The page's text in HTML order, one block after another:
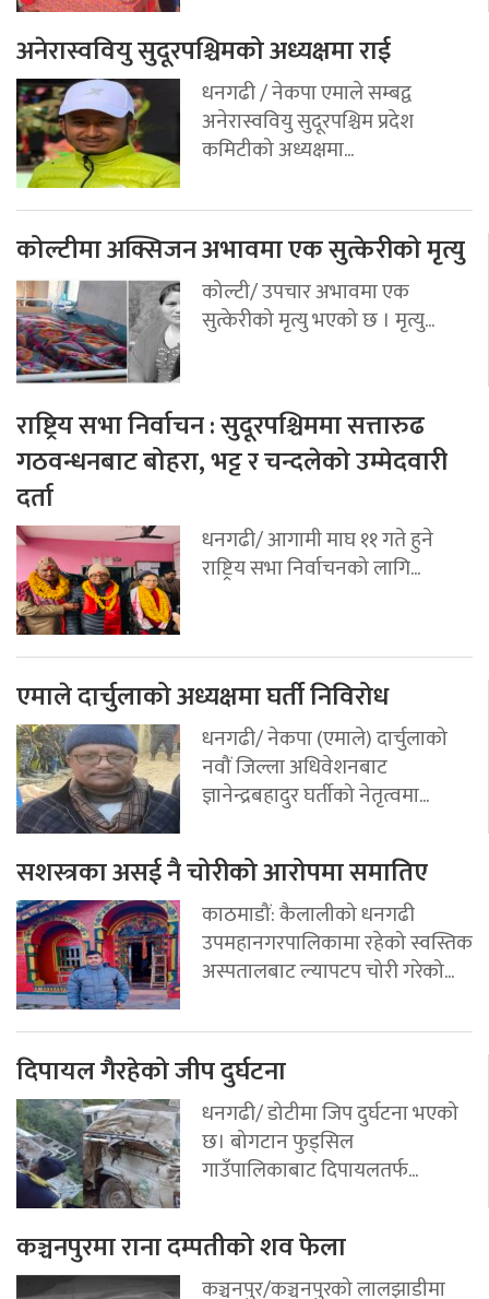
अनेरास्ववियु सुदूरपश्चिमको अध्यक्षमा राई
धनगढी / नेकपा एमाले सम्बद्व
अनेरास्ववियु सुदूरपश्चिम प्रदेश
कमिटीको अध्यक्षमा...
कोल्टीमा अक्सिजन अभावमा एक सुत्केरीको मृत्यु
कोल्टी/ उपचार अभावमा एक
सुत्केरीको मृत्यु भएको छ । मृत्यु...
राष्ट्रिय सभा निर्वाचन : सुदूरपश्चिममा सत्तारुढ
गठवन्धनबाट बोहरा, भट्ट र चन्दलेको उम्मेदवारी
दर्ता
धनगढी/ आगामी माघ ११ गते हुने
राष्ट्रिय सभा निर्वाचनको लागि...
एमाले दार्चुलाको अध्यक्षमा घर्ती निविरोध
धनगढी/ नेकपा (एमाले) दार्चुलाको
नवौं जिल्ला अधिवेशनबाट
ज्ञानेन्द्रबहादुर घर्तीको नेतृत्वमा...
सशस्त्रका असई नै चोरीको आरोपमा समातिए
काठमाडौं: कैलालीको धनगढी
उपमहानगरपालिकामा रहेको स्वस्तिक
अस्पतालबाट ल्यापटप चोरी गरेको...
दिपायल गैरहेको जीप दुर्घटना
धनगढी/ डोटीमा जिप दुर्घटना भएको
छ। बोगटान फुड्सिल
गाउँपालिकाबाट दिपायलतर्फ...
कञ्चनपुरमा राना दम्पतीको शव फेला
कञ्चनपुर/कञ्चनपुरको लालझाडीमा